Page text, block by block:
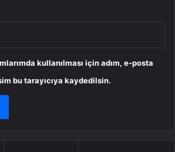
kullanılması için adım, e-posta
bu tarayıcıya kaydedilsin.